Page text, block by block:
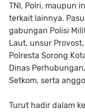
TNI, Polri, maupun
terkait lainnya.
gabungan Polisi
Laut, unsur
Polresta Sorong
Dinas
Setkom, serta
Turut hadir dalam